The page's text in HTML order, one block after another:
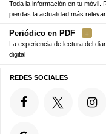
Toda la información en tu móvil.
pierdas la actualidad más
Periódico en PDF
La experiencia de lectura del
digital
REDES SOCIALES